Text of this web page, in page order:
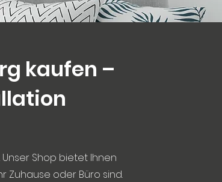
kaufen –
Shop bietet Ihnen
Zuhause oder Büro sind.